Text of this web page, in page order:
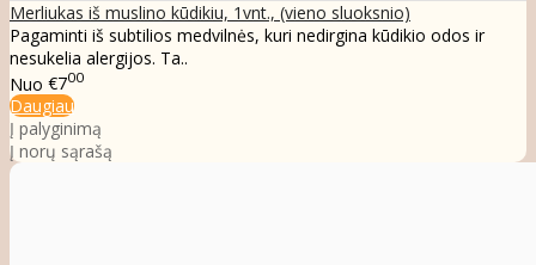
Merliukas iš muslino kūdikiu, 1vnt., (vieno sluoksnio)
Pagaminti iš subtilios medvilnės, kuri nedirgina kūdikio odos ir
nesukelia alergijos. Ta..
Nuo €700
Daugiau
Į palyginimą
Į norų sąrašą